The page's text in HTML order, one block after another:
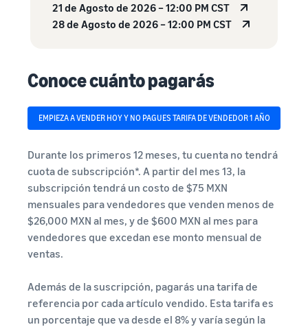
21 de Agosto de 2026 – 12:00 PM CST
28 de Agosto de 2026 – 12:00 PM CST
Conoce cuánto pagarás
EMPIEZA A VENDER HOY Y NO PAGUES TARIFA DE VENDEDOR 1 AÑO
Durante los primeros 12 meses, tu cuenta no tendrá
cuota de subscripción*. A partir del mes 13, la
subscripción tendrá un costo de $75 MXN
mensuales para vendedores que venden menos de
$26,000 MXN al mes, y de $600 MXN al mes para
vendedores que excedan ese monto mensual de
ventas.
Además de la suscripción, pagarás una tarifa de
referencia por cada artículo vendido. Esta tarifa es
un porcentaje que va desde el 8% y varía según la